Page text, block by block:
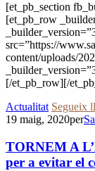
[et_pb_section
[et_pb_row
src=”https://
content/uploads/
[/et_pb_row][/
Actualitat Segueix
19 maig, 2020per
TORNEM A
per a evitar el